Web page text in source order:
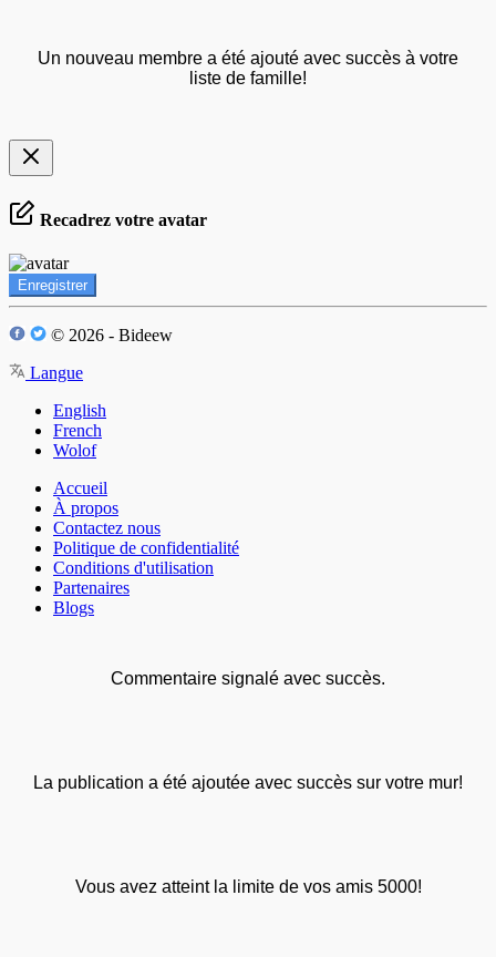
Un nouveau membre a été ajouté avec succès à votre
liste de famille!
Recadrez votre avatar
Enregistrer
© 2026 - Bideew
Langue
English
French
Wolof
Accueil
À propos
Contactez nous
Politique de confidentialité
Conditions d'utilisation
Partenaires
Blogs
Commentaire signalé avec succès.
La publication a été ajoutée avec succès sur votre mur!
Vous avez atteint la limite de vos amis 5000!